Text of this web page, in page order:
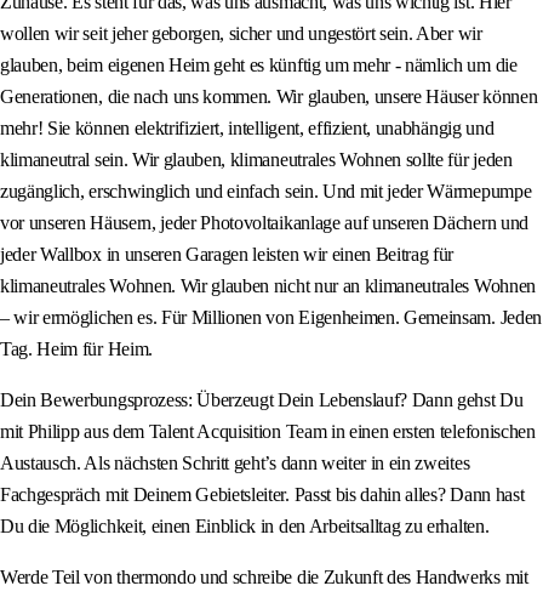
wollen wir seit jeher geborgen, sicher und ungestört sein. Aber wir
glauben, beim eigenen Heim geht es künftig um mehr - nämlich um die
Generationen, die nach uns kommen. Wir glauben, unsere Häuser können
mehr! Sie können elektrifiziert, intelligent, effizient, unabhängig und
klimaneutral sein. Wir glauben, klimaneutrales Wohnen sollte für jeden
zugänglich, erschwinglich und einfach sein. Und mit jeder Wärmepumpe
vor unseren Häusern, jeder Photovoltaikanlage auf unseren Dächern und
jeder Wallbox in unseren Garagen leisten wir einen Beitrag für
klimaneutrales Wohnen. Wir glauben nicht nur an klimaneutrales Wohnen
– wir ermöglichen es. Für Millionen von Eigenheimen. Gemeinsam. Jeden
Tag. Heim für Heim.
Dein Bewerbungsprozess: Überzeugt Dein Lebenslauf? Dann gehst Du
mit Philipp aus dem Talent Acquisition Team in einen ersten telefonischen
Austausch. Als nächsten Schritt geht’s dann weiter in ein zweites
Fachgespräch mit Deinem Gebietsleiter. Passt bis dahin alles? Dann hast
Du die Möglichkeit, einen Einblick in den Arbeitsalltag zu erhalten.
Werde Teil von thermondo und schreibe die Zukunft des Handwerks mit